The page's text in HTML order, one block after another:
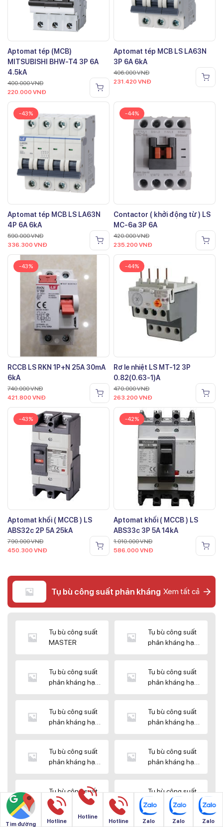
Aptomat tép (MCB)
MITSUBISHI BHW-T4 3P 6A
4.5kA
400.000VNĐ
220.000 VNĐ
Aptomat tép MCB LS LA63N
3P 6A 6kA
406.000VNĐ
231.420 VNĐ
-43%
Aptomat tép MCB LS LA63N
4P 6A 6kA
590.000VNĐ
336.300 VNĐ
-44%
Contactor ( khởi động từ ) LS
MC-6a 3P 6A
420.000VNĐ
235.200 VNĐ
-43%
RCCB LS RKN 1P+N 25A 30mA
6kA
740.000VNĐ
421.800 VNĐ
-44%
Rơ le nhiệt LS MT-12 3P
0.82(0.63-1)A
470.000VNĐ
263.200 VNĐ
-43%
Aptomat khối ( MCCB ) LS
ABS32c 2P 5A 25kA
790.000VNĐ
450.300 VNĐ
-42%
Aptomat khối ( MCCB ) LS
ABS33c 3P 5A 14kA
1.010.000VNĐ
586.000 VNĐ
Tụ bù công suất phản kháng Xem tất cả
Tụ bù công suất
MASTER
Tụ bù công suất
phản kháng hạ
Tụ bù công suất
phản kháng hạ
Tụ bù công suất
phản kháng hạ
Tụ bù công suất
phản kháng hạ
Tụ bù công suất
phản kháng hạ
Tụ bù công suất
phản kháng hạ
Tụ bù công suất
phản kháng hạ
Tụ bù công suất
phản kháng hạ
thế SHIZUKI
Tụ bù công suất
phản kháng hạ
thế SINO
Tìm đường Hotline
Hotline
Hotline Zalo Zalo Zalo